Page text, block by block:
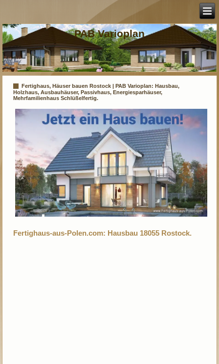
PAB Varioplan
Fertighaus, Häuser bauen Rostock | PAB Varioplan: Hausbau,
Holzhaus, Ausbauhäuser, Passivhaus, Energiesparhäuser,
Mehrfamilienhaus Schlüßelfertig.
Fertighaus-aus-Polen.com: Hausbau 18055 Rostock.